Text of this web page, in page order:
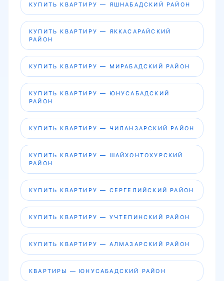
КУПИТЬ КВАРТИРУ — ЯШНАБАДСКИЙ РАЙОН
КУПИТЬ КВАРТИРУ — ЯККАСАРАЙСКИЙ
РАЙОН
КУПИТЬ КВАРТИРУ — МИРАБАДСКИЙ РАЙОН
КУПИТЬ КВАРТИРУ — ЮНУСАБАДСКИЙ
РАЙОН
КУПИТЬ КВАРТИРУ — ЧИЛАНЗАРСКИЙ РАЙОН
КУПИТЬ КВАРТИРУ — ШАЙХОНТОХУРСКИЙ
РАЙОН
КУПИТЬ КВАРТИРУ — СЕРГЕЛИЙСКИЙ РАЙОН
КУПИТЬ КВАРТИРУ — УЧТЕПИНСКИЙ РАЙОН
КУПИТЬ КВАРТИРУ — АЛМАЗАРСКИЙ РАЙОН
КВАРТИРЫ — ЮНУСАБАДСКИЙ РАЙОН